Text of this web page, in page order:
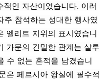
인 자산이었습니다. 이러
주 참석하는 성대한 행사였
엘리트 지위의 표시였습니
가문의 긴밀한 관계는 살루
수 없는 흔적을 남겼습니
은 페르시아 왕실에 필수적